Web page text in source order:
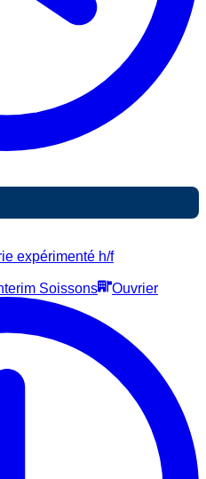
expérimenté h/f
Soissons Ouvrier